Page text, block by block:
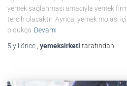
yemek sağlanması amacıyla yemek
tercih olacaktır. Ayrıca, yemek molası
oldukça Devamı
5 yıl önce , yemeksirketi tarafından